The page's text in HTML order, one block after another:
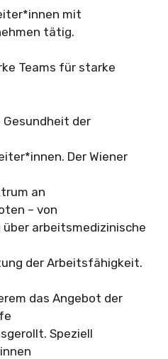
mit
tätig.
Teams für starke
der
Der Wiener
an
– von
arbeitsmedizinische
der Arbeitsfähigkeit.
das Angebot der
Speziell